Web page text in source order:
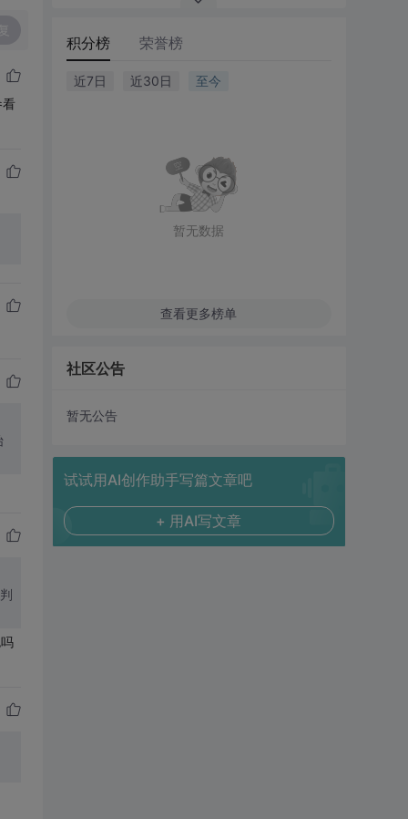
积分榜 荣誉榜
近7日 近30日 至今
暂无数据
查看更多榜单
社区公告
暂无公告
试试用AI创作助手写篇文章吧
+ 用AI写文章